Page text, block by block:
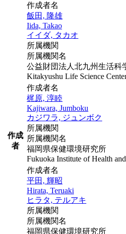
作成
者
作成者名
飯田, 隆雄
Iida, Takao
イイダ, タカオ
所属機関
所属機関名
公益財団法人北九州生活科
Kitakyushu Life Science
作成者名
梶原, 淳睦
Kajiwara, Jumboku
カジワラ, ジュンボク
所属機関
所属機関名
福岡県保健環境研究所
Fukuoka Institute of Health
作成者名
平田, 輝昭
Hirata, Teruaki
ヒラタ, テルアキ
所属機関
所属機関名
福岡県保健環境研究所